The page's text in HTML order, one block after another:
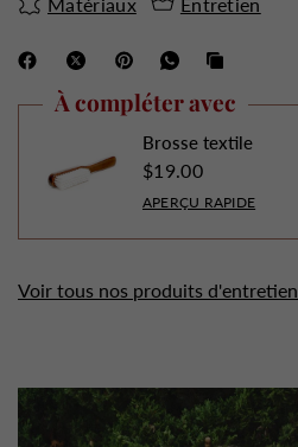
À compléter avec
Brosse textile
$19.00
APERÇU RAPIDE
Voir tous nos produits d'entretien